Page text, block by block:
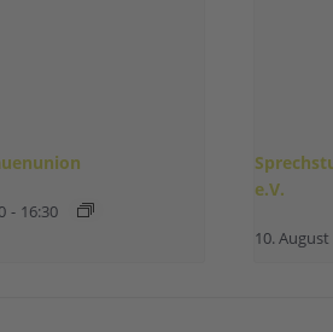
- 16:30
e.V.
10.